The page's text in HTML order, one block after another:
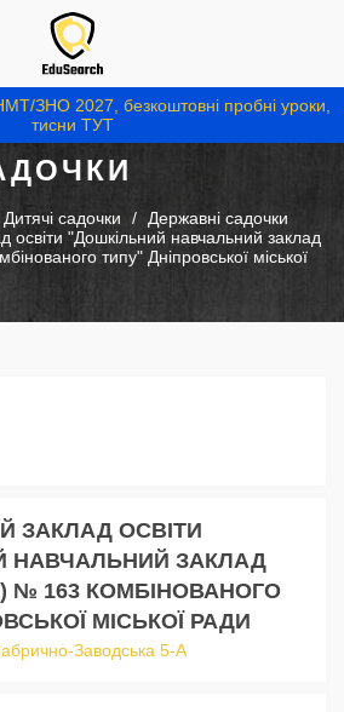
ЗНО 2027, безкоштовні пробні уроки,
тисни ТУТ
Дитячі садочки
Державні садочки
освіти "Дошкільний навчальний заклад
типу" Дніпровської міської
ЗАКЛАД ОСВІТИ
НАВЧАЛЬНИЙ ЗАКЛАД
№ 163 КОМБІНОВАНОГО
МІСЬКОЇ РАДИ
Заводська 5-А